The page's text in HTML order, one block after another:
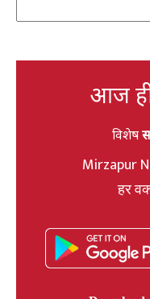
आज
विशेष
Mirzapur
हर